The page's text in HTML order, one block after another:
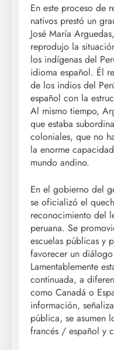
En este proceso de
nativos prestó un
José María
reprodujo la
los indígenas del
idioma español. Él
de los indios del
español con la
Al mismo tiempo,
que estaba
coloniales, que no
la enorme
mundo andino.
En el gobierno del
se oficializó el
reconocimiento del
peruana. Se
escuelas públicas y
favorecer un
Lamentablemente
continuada, a
como Canadá o
información,
pública, se asumen
francés / español y